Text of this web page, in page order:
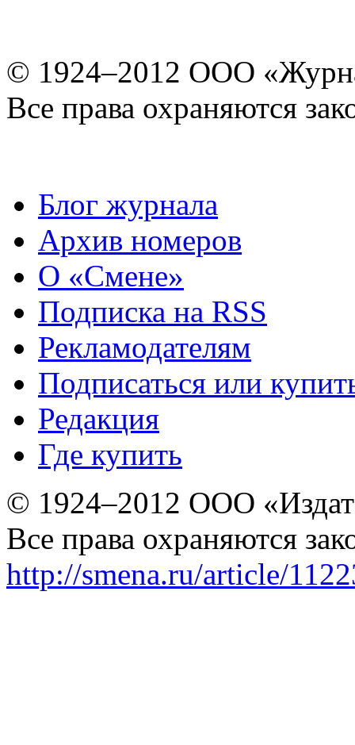
© 1924–2012 ООО
Все права охраняются
Блог журнала
Архив номеров
О «Смене»
Подписка на RSS
Рекламодателям
Подписаться или
Редакция
Где купить
© 1924–2012 ООО
Все права охраняются
http://smena.ru/article/